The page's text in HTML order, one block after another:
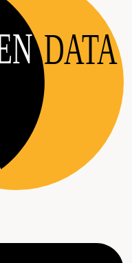
DATA